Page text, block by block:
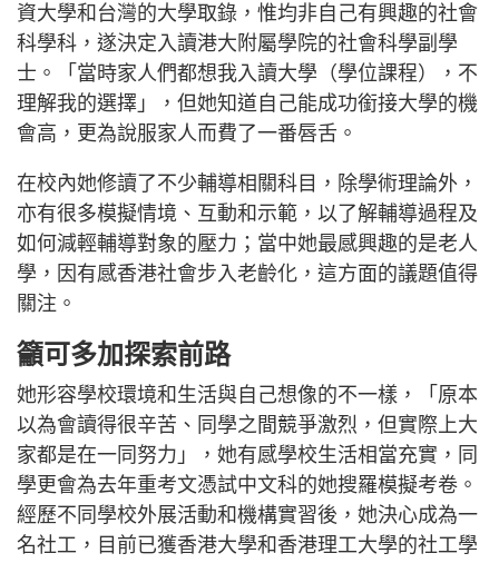
資大學和台灣的大學取錄，惟均非自己有興趣的社會
科學科，遂決定入讀港大附屬學院的社會科學副學
士。「當時家人們都想我入讀大學（學位課程），不
理解我的選擇」，但她知道自己能成功銜接大學的機
會高，更為說服家人而費了一番唇舌。
在校內她修讀了不少輔導相關科目，除學術理論外，
亦有很多模擬情境、互動和示範，以了解輔導過程及
如何減輕輔導對象的壓力；當中她最感興趣的是老人
學，因有感香港社會步入老齡化，這方面的議題值得
關注。
籲可多加探索前路
她形容學校環境和生活與自己想像的不一樣，「原本
以為會讀得很辛苦、同學之間競爭激烈，但實際上大
家都是在一同努力」，她有感學校生活相當充實，同
學更會為去年重考文憑試中文科的她搜羅模擬考卷。
經歷不同學校外展活動和機構實習後，她決心成為一
名社工，目前已獲香港大學和香港理工大學的社工學